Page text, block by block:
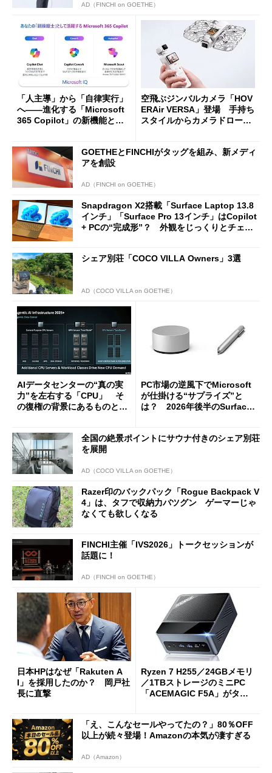
AD（FINCHI on GOETHE）
「人主導」から「自律実行」
へ――進化する「Microsoft
365 Copilot」の新機能とエ
空飛ぶジンバルカメラ「HOV
ERAir VERSA」登場 手持ち
スタイルからカメラドローン
GOETHEとFINCHIがタッグを組み、新メディ
アを創設
AD（FINCHI on GOETHE）
Snapdragon X2搭載「Surface Laptop 13.8
インチ」「Surface Pro 13インチ」はCopilot
+ PCの“完成形”？ 外観をじっくりとチェッ
シェア別荘「COCO VILLA Owners」3選
AD（COCO VILLA on GOETHE）
AIデータセンターの“真の実
力”を左右する「CPU」 そ
の復権の背景にあるものと
PC市場の逆風下でMicrosoft
が仕掛ける“サプライズ”と
は？ 2026年後半のSurface
全国の絶景ポイントにサウナ付きのシェア別荘
を展開
AD（COCO VILLA on GOETHE）
Razer印のバックパック「Rogue Backpack V
4」は、タフで収納力バツグン ゲーマーじゃ
なくても欲しくなる
FINCHI主催「IVS2026」トークセッションが
話題に！
AD（FINCHI on GOETHE）
日本HPはなぜ「Rakuten A
I」を採用したのか？ 岡戸社
長に直撃
Ryzen 7 H255／24GBメモリ
／1TBストレージのミニPC
「ACEMAGIC F5A」がタイ
「え、こんなセールやってたの？」80％OFF
以上が続々登場！Amazonの本気が凄すぎる
AD（Amazon）